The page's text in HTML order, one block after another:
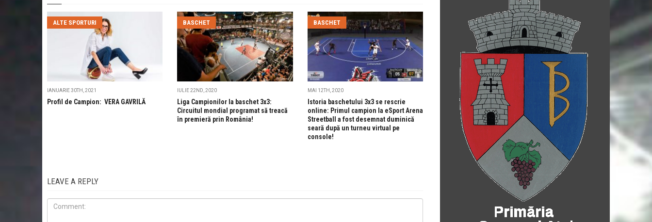
ALTE SPORTURI
IANUARIE 30TH, 2021
Profil de Campion: VERA GAVRILĂ
BASCHET
IULIE 22ND, 2020
Liga Campionilor la baschet 3x3:
Circuitul mondial programat să treacă
în premieră prin România!
BASCHET
MAI 12TH, 2020
Istoria baschetului 3x3 se rescrie
online: Primul campion la eSport Arena
Streetball a fost desemnat duminică
seară după un turneu virtual pe
console!
LEAVE A REPLY